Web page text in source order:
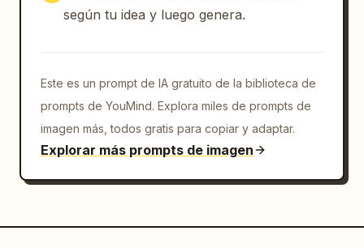
según tu idea y luego genera.
Este es un prompt de IA gratuito de la biblioteca de
prompts de YouMind. Explora miles de prompts de
imagen más, todos gratis para copiar y adaptar.
Explorar más prompts de imagen